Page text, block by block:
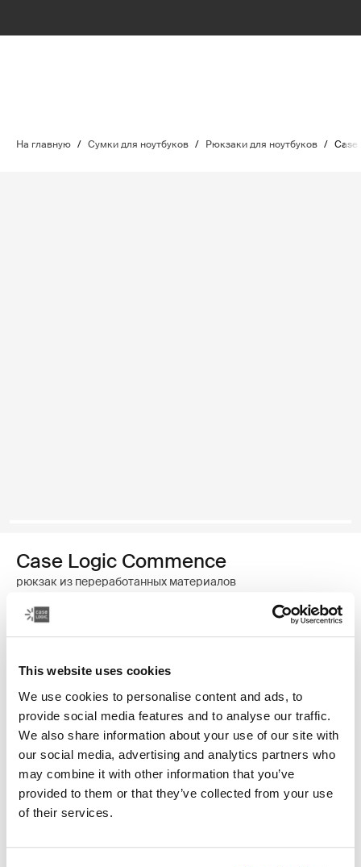
This website uses cookies
We use cookies to personalise content and ads, to
provide social media features and to analyse our traffic.
We also share information about your use of our site with
our social media, advertising and analytics partners who
may combine it with other information that you’ve
provided to them or that they’ve collected from your use
of their services.
На главную / Сумки для ноутбуков / Рюкзаки для ноутбуков / Case
Case Logic Commence
рюкзак из переработанных материалов
Цвет
Case Logic Commence Recycled Backpack Хоторн зеленый
Case Logic Commence Recycled Backpack Sugared Peach
Case Logic Commence Recycled Backpack Boulder Beige
Case Logic Commence Recycled Backpack Glowing
Case Logic Commence Recycled Backpack Navy
Case Logic Commence Recycled Backpack
Case Logic Commence Recycled
Этот рюкзак вместимостью 24 л из
переработанных материалов создан специально